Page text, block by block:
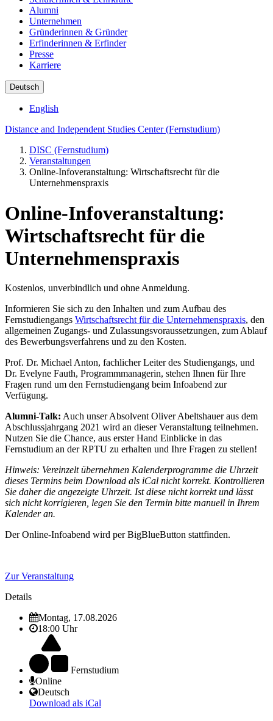
Alumni
Unternehmen
Gründerinnen & Gründer
Erfinderinnen & Erfinder
Presse
Karriere
Deutsch
English
Distance and Independent Studies Center (Fernstudium)
DISC (Fernstudium)
Veranstaltungen
Online-Infoveranstaltung: Wirtschaftsrecht für die
Unternehmenspraxis
Online-Infoveranstaltung:
Wirtschaftsrecht für die
Unternehmenspraxis
Kostenlos, unverbindlich und ohne Anmeldung.
Informieren Sie sich zu den Inhalten und zum Aufbau des
Fernstudiengangs Wirtschaftsrecht für die Unternehmenspraxis, den
allgemeinen Zugangs- und Zulassungsvoraussetzungen, zum Ablauf
des Bewerbungsverfahrens und zu den Kosten.
Prof. Dr. Michael Anton, fachlicher Leiter des Studiengangs, und
Dr. Evelyne Fauth, Programmmanagerin, stehen Ihnen für Ihre
Fragen rund um den Fernstudiengang beim Infoabend zur
Verfügung.
Alumni-Talk: Auch unser Absolvent Oliver Abeltshauer aus dem
Abschlussjahrgang 2021 wird an dieser Veranstaltung teilnehmen.
Nutzen Sie die Chance, aus erster Hand Einblicke in das
Fernstudium an der RPTU zu erhalten und Ihre Fragen zu stellen!
Hinweis: Vereinzelt übernehmen Kalenderprogramme die Uhrzeit
dieses Termins beim Download als iCal nicht korrekt. Kontrollieren
Sie daher die angezeigte Uhrzeit. Ist diese nicht korrekt und lässt
sich nicht korrigieren, legen Sie den Termin bitte manuell in Ihrem
Kalender an.
Der Online-Infoabend wird per BigBlueButton stattfinden.
Zur Veranstaltung
Details
Montag, 17.08.2026
18:00 Uhr
Fernstudium
Online
Deutsch
Download als iCal